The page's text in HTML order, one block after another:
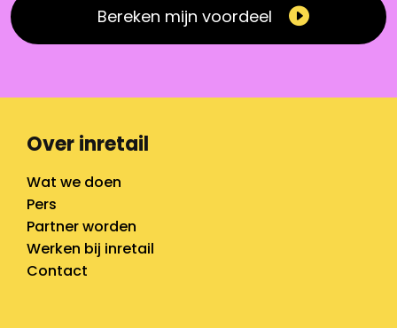
Bereken mijn voordeel
Over inretail
Wat we doen
Pers
Partner worden
Werken bij inretail
Contact